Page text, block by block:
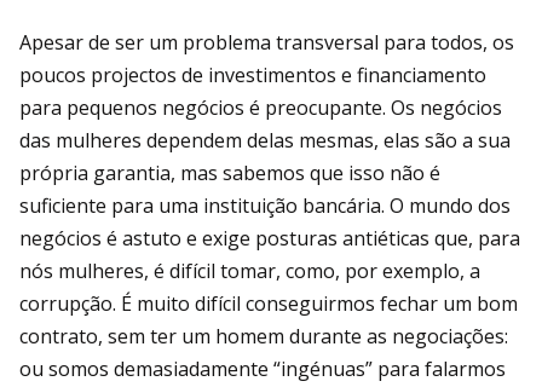
Apesar de ser um problema transversal para todos, os
poucos projectos de investimentos e financiamento
para pequenos negócios é preocupante. Os negócios
das mulheres dependem delas mesmas, elas são a sua
própria garantia, mas sabemos que isso não é
suficiente para uma instituição bancária. O mundo dos
negócios é astuto e exige posturas antiéticas que, para
nós mulheres, é difícil tomar, como, por exemplo, a
corrupção. É muito difícil conseguirmos fechar um bom
contrato, sem ter um homem durante as negociações:
ou somos demasiadamente “ingénuas” para falarmos